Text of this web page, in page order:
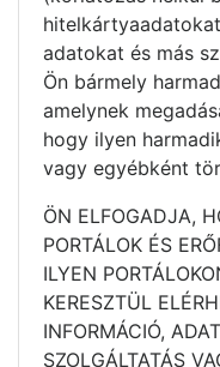
adatokat és más
Ön bármely
amelynek
hogy ilyen
vagy egyébként
ÖN ELFOGADJA,
PORTÁLOK ÉS
ILYEN
KERESZTÜL
INFORMÁCIÓ,
SZOLGÁLTATÁS